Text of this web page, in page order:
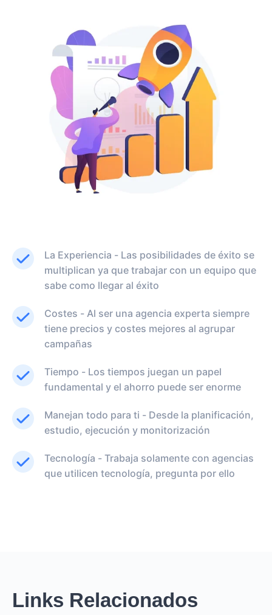
La Experiencia - Las posibilidades de éxito se
multiplican ya que trabajar con un equipo que
sabe como llegar al éxito
Costes - Al ser una agencia experta siempre
tiene precios y costes mejores al agrupar
campañas
Tiempo - Los tiempos juegan un papel
fundamental y el ahorro puede ser enorme
Manejan todo para ti - Desde la planificación,
estudio, ejecución y monitorización
Tecnología - Trabaja solamente con agencias
que utilicen tecnología, pregunta por ello
Links Relacionados